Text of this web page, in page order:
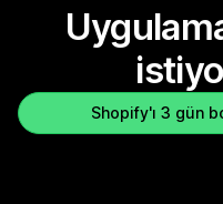
Shopify'ı 3 gün